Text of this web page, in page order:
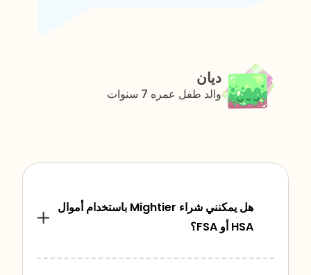
ديان
والد طفل عمره 7 سنوات
هل يمكنني شراء Mightier باستخدام أموال
HSA أو FSA؟